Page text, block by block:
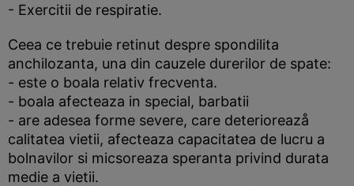
- Exercitii de respiratie.
Ceea ce trebuie retinut despre spondilita
anchilozanta, una din cauzele durerilor de spate:
- este o boala relativ frecventa.
- boala afecteaza in special, barbatii
- are adesea forme severe, care deterioreazå
calitatea vietii, afecteaza capacitatea de lucru a
bolnavilor si micsoreaza speranta privind durata
medie a vietii.